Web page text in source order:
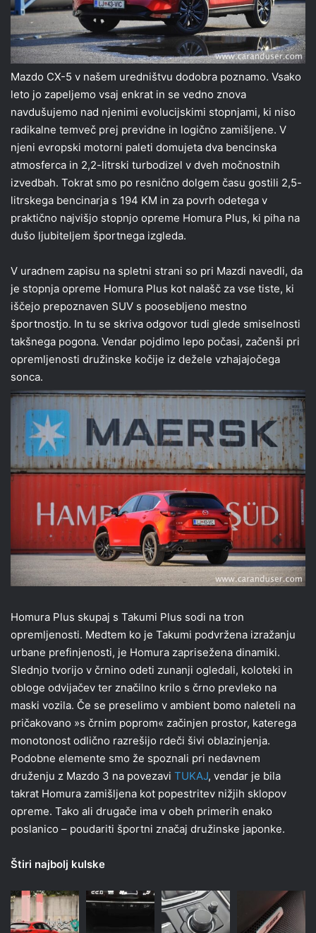
Mazdo CX-5 v našem uredništvu dodobra poznamo. Vsako
leto jo zapeljemo vsaj enkrat in se vedno znova
navdušujemo nad njenimi evolucijskimi stopnjami, ki niso
radikalne temveč prej previdne in logično zamišljene. V
njeni evropski motorni paleti domujeta dva bencinska
atmosferca in 2,2-litrski turbodizel v dveh močnostnih
izvedbah. Tokrat smo po resnično dolgem času gostili 2,5-
litrskega bencinarja s 194 KM in za povrh odetega v
praktično najvišjo stopnjo opreme Homura Plus, ki piha na
dušo ljubiteljem športnega izgleda.
V uradnem zapisu na spletni strani so pri Mazdi navedli, da
je stopnja opreme Homura Plus kot nalašč za vse tiste, ki
iščejo prepoznaven SUV s poosebljeno mestno
športnostjo. In tu se skriva odgovor tudi glede smiselnosti
takšnega pogona. Vendar pojdimo lepo počasi, začenši pri
opremljenosti družinske kočije iz dežele vzhajajočega
sonca.
Homura Plus skupaj s Takumi Plus sodi na tron
opremljenosti. Medtem ko je Takumi podvržena izražanju
urbane prefinjenosti, je Homura zaprisežena dinamiki.
Slednjo tvorijo v črnino odeti zunanji ogledali, koloteki in
obloge odvijačev ter značilno krilo s črno prevleko na
maski vozila. Če se preselimo v ambient bomo naleteli na
pričakovano »s črnim poprom« začinjen prostor, katerega
monotonost odlično razrešijo rdeči šivi oblazinjenja.
Podobne elemente smo že spoznali pri nedavnem
druženju z Mazdo 3 na povezavi TUKAJ, vendar je bila
takrat Homura zamišljena kot popestritev nižjih sklopov
opreme. Tako ali drugače ima v obeh primerih enako
poslanico – poudariti športni značaj družinske japonke.
Štiri najbolj kulske